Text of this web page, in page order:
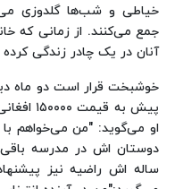
خیاطی و شب‌ها گلدوزی
جمع می‌کنند. از زمانی که
آنان در یک چادر زندگی کرده
خوشبخت قرار است دو ماه
او می‌گوید: "من می‌خواهم
ساله اش راضیه نیز